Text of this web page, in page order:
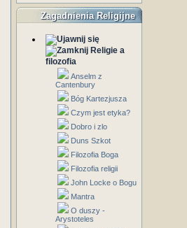
Zagadnienia Religijne
Religie a
filozofia
Anselm z
Cantenbury
Bóg Kartezjusza
Czym jest etyka?
Dobro i zlo
Duns Szkot
Filozofia Boga
Filozofia religii
John Locke o Bogu
Mantra
O duszy -
Arystoteles